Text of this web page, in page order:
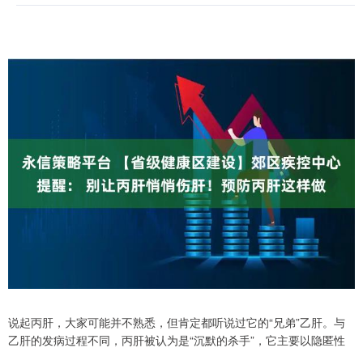
说起丙肝，大家可能并不熟悉，但肯定都听说过它的“兄弟”乙肝。与
乙肝的发病过程不同，丙肝被认为是“沉默的杀手”，它主要以隐匿性